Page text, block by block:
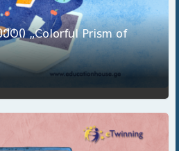
„Colorful Prism of